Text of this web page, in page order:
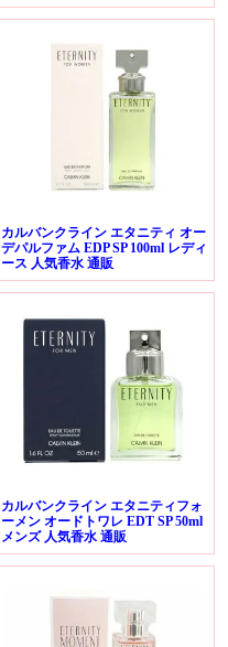
カルバンクライン エタニティ オー
デパルファム EDP SP 100ml レディ
ース 人気香水 通販
カルバンクライン エタニティフォ
ーメン オードトワレ EDT SP 50ml
メンズ 人気香水 通販